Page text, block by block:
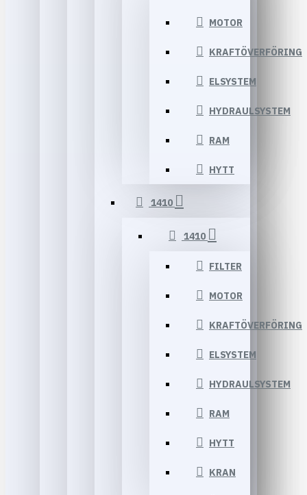
MOTOR
KRAFTÖVERFÖRING
ELSYSTEM
HYDRAULSYSTEM
RAM
HYTT
1410
1410
FILTER
MOTOR
KRAFTÖVERFÖRING
ELSYSTEM
HYDRAULSYSTEM
RAM
HYTT
KRAN